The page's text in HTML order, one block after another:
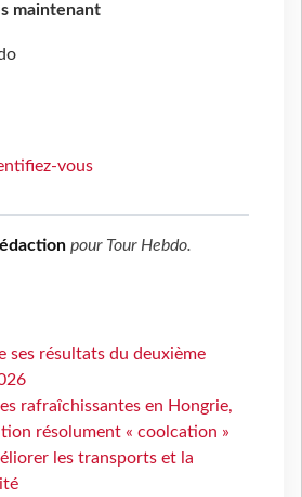
maintenant
vous
pour Tour Hebdo.
ses résultats du deuxième
rafraîchissantes en Hongrie,
résolument « coolcation »
les transports et la